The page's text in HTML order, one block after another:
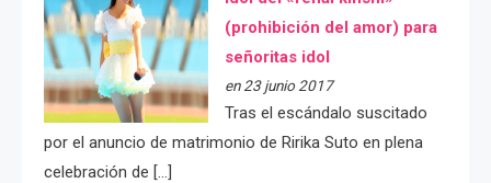
(prohibición del amor) para
señoritas idol
en 23 junio 2017
Tras el escándalo suscitado
por el anuncio de matrimonio de Ririka Suto en plena
celebración de […]